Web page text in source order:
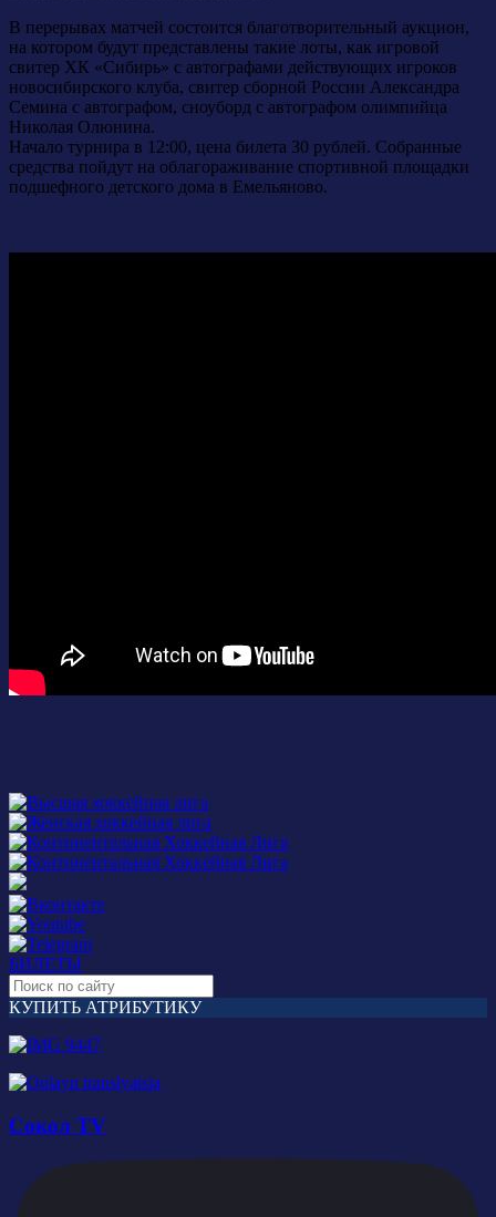
В перерывах матчей состоится благотворительный аукцион,
на котором будут представлены такие лоты, как игровой
свитер ХК «Сибирь» с автографами действующих игроков
новосибирского клуба, свитер сборной России Александра
Семина с автографом, сноуборд с автографом олимпийца
Николая Олюнина.
Начало турнира в 12:00, цена билета 30 рублей. Собранные
средства пойдут на облагораживание спортивной площадки
подшефного детского дома в Емельяново.
БИЛЕТЫ
КУПИТЬ АТРИБУТИКУ
Сокол TV